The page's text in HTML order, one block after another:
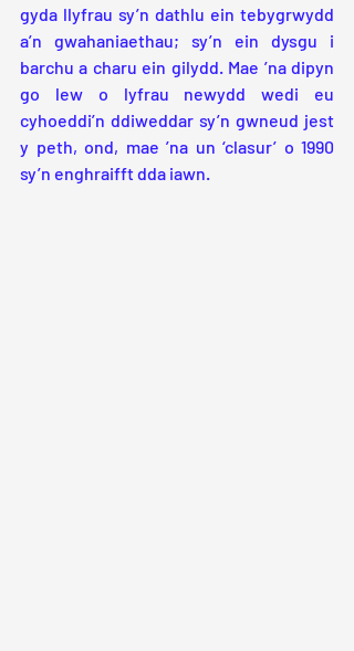
gyda llyfrau sy’n dathlu ein tebygrwydd
a’n gwahaniaethau; sy’n ein dysgu i
barchu a charu ein gilydd. Mae ’na dipyn
go lew o lyfrau newydd wedi eu
cyhoeddi’n ddiweddar sy’n gwneud jest
y peth, ond, mae ’na un ‘clasur’ o 1990
sy’n enghraifft dda iawn.